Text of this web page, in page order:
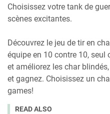
Choisissez votre tank de
scènes excitantes.
Découvrez le jeu de tir en
équipe en 10 contre 10, seul
et améliorez les char
et gagnez. Choisissez un
games!
READ ALSO